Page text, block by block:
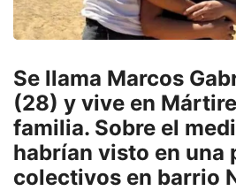
Se llama Marcos
(28) y vive en
familia. Sobre el
habrían visto en una
colectivos en barrio